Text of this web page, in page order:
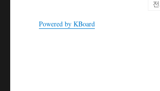
Powered by KBoard